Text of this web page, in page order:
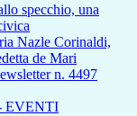
specchio, una
Nazle Corinaldi,
de Mari
n. 4497
EVENTI